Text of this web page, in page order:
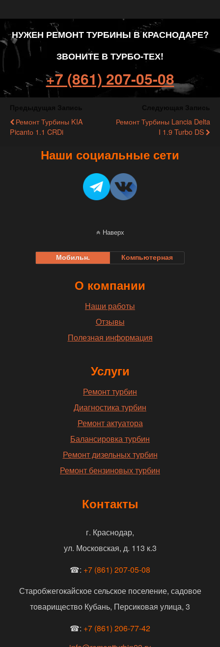
НУЖЕН РЕМОНТ ТУРБИНЫ В КРАСНОДАРЕ?
ЗВОНИТЕ В ТУРБО-ТЕХ!
+7 (861) 207-05-08
Ремонт Турбины KIA
Picantо 1.1 CRDi
Ремонт Турбины Lancia Delta
I 1.9 Turbo DS
Наши социальные сети
Наверх
Мобильн. Компьютерная
О компании
Наши работы
Отзывы
Полезная информация
Услуги
Ремонт турбин
Диагностика турбин
Ремонт актуатора
Балансировка турбин
Ремонт дизельных турбин
Ремонт бензиновых турбин
Контакты
г. Краснодар,
ул. Московская, д. 113 к.3
☎: +7 (861) 207-05-08
Старобжегокайское сельское поселение, садовое
товарищество Кубань, Персиковая улица, 3
☎: +7 (861) 206-77-42